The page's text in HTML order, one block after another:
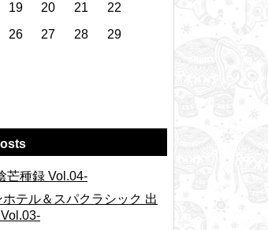
19 20 21
22
26 27 28 29
芒種録 Vol.04-
テル＆スパクラシック 出